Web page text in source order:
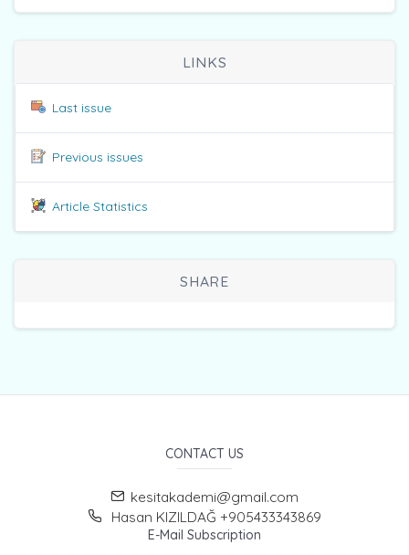
LINKS
Last issue
Previous issues
Article Statistics
SHARE
CONTACT US
kesitakademi@gmail.com
Hasan KIZILDAĞ +905433343869
E-Mail Subscription